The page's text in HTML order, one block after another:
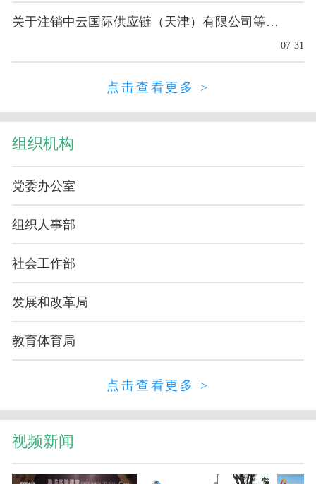
关于注销中云国际供应链（天津）有限公司等4家单位...
07-31
点击查看更多 >
组织机构
党委办公室
组织人事部
社会工作部
发展和改革局
教育体育局
点击查看更多 >
视频新闻